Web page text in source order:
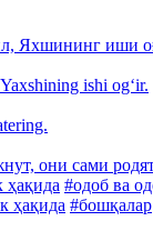
Яхшининг иши
ishi og‘ir.
они сами
ҳақида #одоб ва
ҳақида #бошқалар